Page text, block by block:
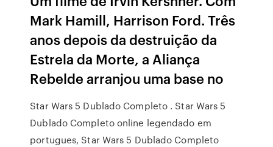
Mark Hamill, Harrison Ford. Três
anos depois da destruição da
Estrela da Morte, a Aliança
Rebelde arranjou uma base no
Star Wars 5 Dublado Completo . Star Wars 5
Dublado Completo online legendado em
portugues, Star Wars 5 Dublado Completo